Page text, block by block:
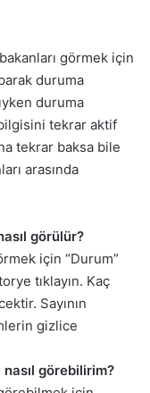
görmek için
duruma
duruma
tekrar aktif
tekrar baksa bile
arasında
görülür?
için “Durum”
tıklayın. Kaç
Sayının
gizlice
görebilirim?